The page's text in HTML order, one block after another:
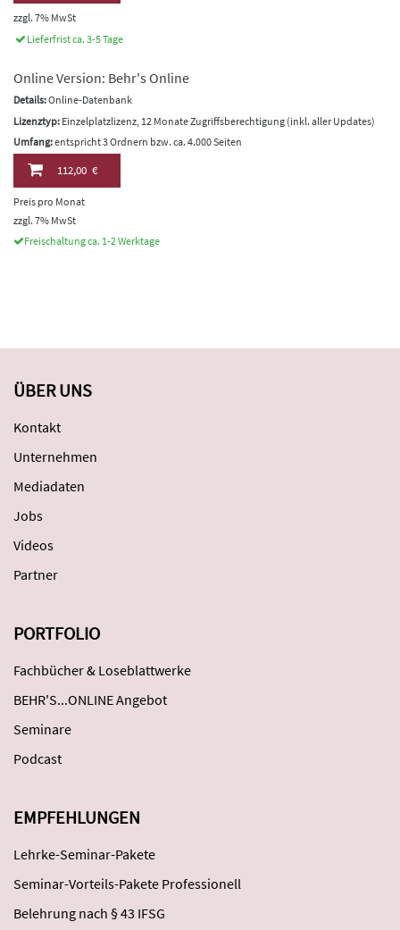
zzgl. 7% MwSt
Lieferfrist ca. 3-5 Tage
Online Version: Behr's Online
Details:Online-Datenbank
Lizenztyp: Einzelplatzlizenz, 12 Monate Zugriffsberechtigung (inkl. aller Updates)
Umfang:entspricht 3 Ordnern bzw. ca. 4.000 Seiten
112,00 €
Preis pro Monat
zzgl. 7% MwSt
Freischaltung ca. 1-2 Werktage
ÜBER UNS
Kontakt
Unternehmen
Mediadaten
Jobs
Videos
Partner
PORTFOLIO
Fachbücher & Loseblattwerke
BEHR'S...ONLINE Angebot
Seminare
Podcast
EMPFEHLUNGEN
Lehrke-Seminar-Pakete
Seminar-Vorteils-Pakete Professionell
Belehrung nach § 43 IFSG